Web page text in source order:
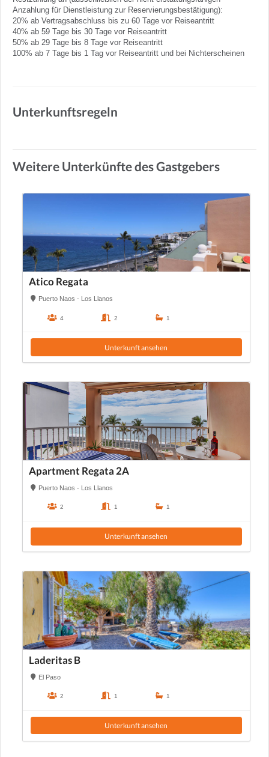
Anzahlung für Dienstleistung zur Reservierungsbestätigung):
20% ab Vertragsabschluss bis zu 60 Tage vor Reiseantritt
40% ab 59 Tage bis 30 Tage vor Reiseantritt
50% ab 29 Tage bis 8 Tage vor Reiseantritt
100% ab 7 Tage bis 1 Tag vor Reiseantritt und bei Nichterscheinen
Unterkunftsregeln
Weitere Unterkünfte des Gastgebers
Atico Regata
Puerto Naos - Los Llanos
4 2 1
Unterkunft ansehen
Apartment Regata 2A
Puerto Naos - Los Llanos
2 1 1
Unterkunft ansehen
Laderitas B
El Paso
2 1 1
Unterkunft ansehen